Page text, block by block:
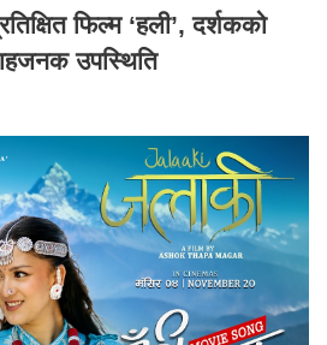
फिल्म ‘हली’, दर्शकको
उपस्थिति